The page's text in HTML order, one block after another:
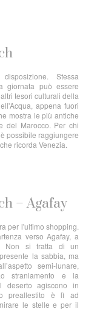
Stessa
giornata può essere
tesori culturali della
appena fuori
mostra le più antiche
del Marocco. Per chi
possibile raggiungere
ricorda Venezia.
– Agafay
per l'ultimo shopping.
verso Agafay, a
Non si tratta di un
la sabbia, ma
semi-lunare,
straniamento e la
deserto agiscono in
preallestito è lì ad
le stelle e per il